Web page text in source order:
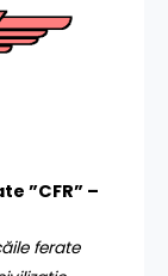
”CFR” –
ferate